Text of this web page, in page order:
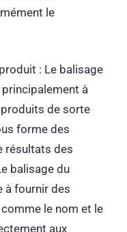
le
: Le balisage
à
de sorte
forme des
résultats des
balisage du
à fournir des
le nom et le
aux